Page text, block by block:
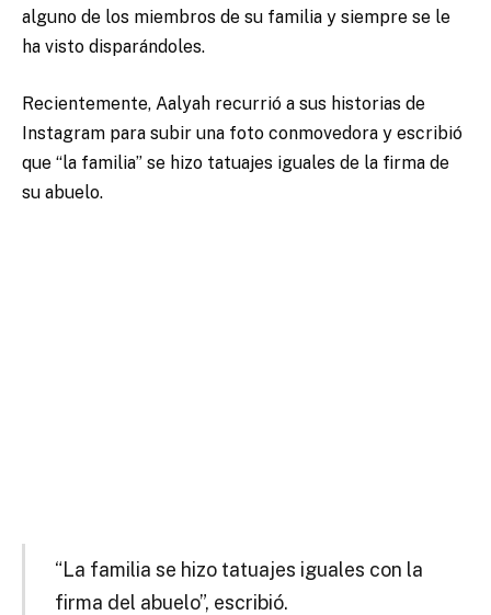
alguno de los miembros de su familia y siempre se le
ha visto disparándoles.
Recientemente, Aalyah recurrió a sus historias de
Instagram para subir una foto conmovedora y escribió
que “la familia” se hizo tatuajes iguales de la firma de
su abuelo.
“La familia se hizo tatuajes iguales con la
firma del abuelo”, escribió.